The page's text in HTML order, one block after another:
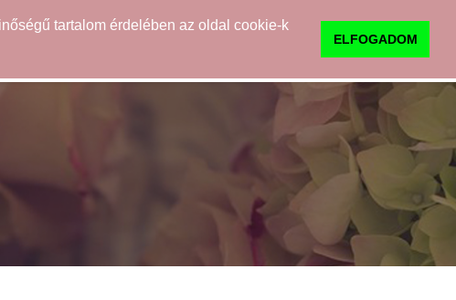
tartalom érdelében az oldal cookie-k
ELFOGADOM